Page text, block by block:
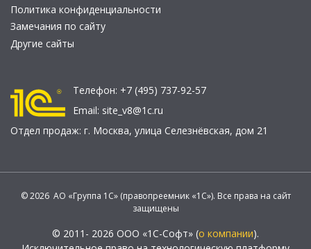
Политика конфиденциальности
Замечания по сайту
Другие сайты
Телефон: +7 (495) 737-92-57
Email: site_v8@1c.ru
Отдел продаж: г. Москва, улица Селезнёвская, дом 21
© 2026 АО «Группа 1С» (правопреемник «1С»). Все права на сайт
защищены
© 2011- 2026 ООО «1С-Софт» (о компании).